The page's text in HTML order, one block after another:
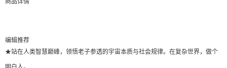
编辑推荐
★站在人类智慧巅峰，领悟老子参透的宇宙本质与社会规律。在复杂世界，做个
明白人。